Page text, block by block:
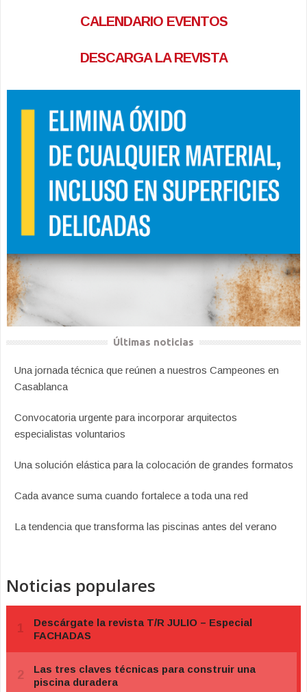
CALENDARIO EVENTOS
DESCARGA LA REVISTA
Últimas noticias
Una jornada técnica que reúnen a nuestros Campeones en
Casablanca
Convocatoria urgente para incorporar arquitectos
especialistas voluntarios
Una solución elástica para la colocación de grandes formatos
Cada avance suma cuando fortalece a toda una red
La tendencia que transforma las piscinas antes del verano
Noticias populares